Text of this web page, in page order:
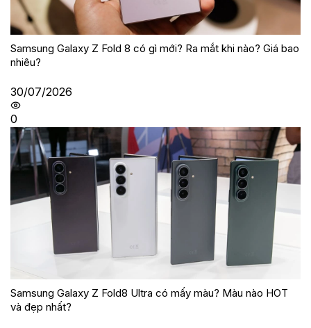
Samsung Galaxy Z Fold 8 có gì mới? Ra mắt khi nào? Giá bao
nhiêu?
30/07/2026
0
Samsung Galaxy Z Fold8 Ultra có mấy màu? Màu nào HOT
và đẹp nhất?